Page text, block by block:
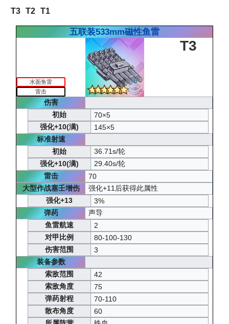
T3 T2 T1
五联装533mm磁性鱼雷
水面鱼雷
雷击
T3
伤害
初始
70×5
强化+10(满)
145×5
标准射速
初始
36.71s/轮
强化+10(满)
29.40s/轮
雷击
70
大型作战塞壬增伤
强化+11后获得此属性
强化+13
3%
弹药
声导
鱼雷航速
2
对甲比例
80-100-130
伤害范围
3
装备参数
索敌范围
42
索敌角度
75
弹药射程
70-110
散布角度
60